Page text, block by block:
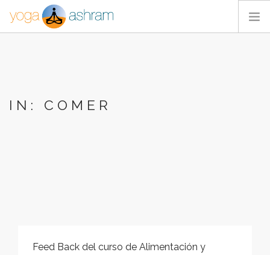
CONTACTA
IN: COMER
Feed Back del curso de Alimentación y